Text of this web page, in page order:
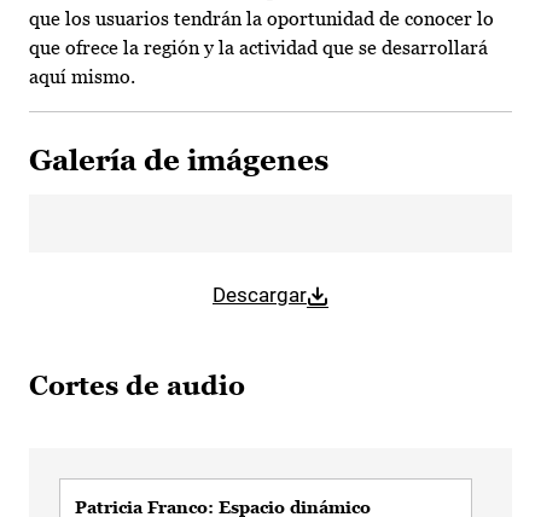
que los usuarios tendrán la oportunidad de conocer lo
que ofrece la región y la actividad que se desarrollará
aquí mismo.
Galería de imágenes
Descargar
Cortes de audio
Patricia Franco: Espacio dinámico